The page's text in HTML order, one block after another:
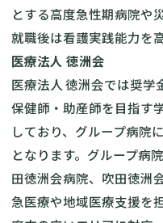
とする高度急性期病院や
就職後は看護実践能力を
医療法人 徳洲会
医療法人 徳洲会では奨学
保健師・助産師を目指す
しており、グループ病院
となります。グループ病
田徳洲会病院、吹田徳洲
急医療や地域医療支援を